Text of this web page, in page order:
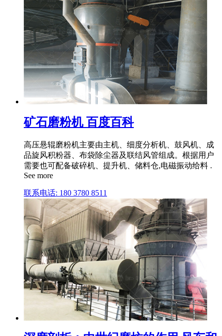
矿石磨粉机 百度百科
高压悬辊磨粉机主要由主机、细度分析机、鼓风机、成
品旋风积粉器、布袋除尘器及联结风管组成。根据用户
需要也可配备破碎机、提升机、储料仓,电磁振动给料 .
See more
联系电话: 180 3780 8511